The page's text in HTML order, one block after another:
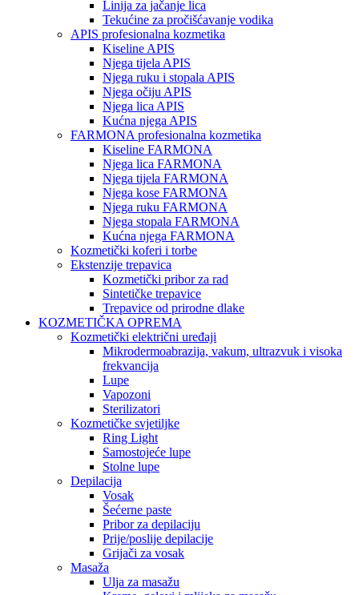
Linija za jačanje lica
Tekućine za pročišćavanje vodika
APIS profesionalna kozmetika
Kiseline APIS
Njega tijela APIS
Njega ruku i stopala APIS
Njega očiju APIS
Njega lica APIS
Kućna njega APIS
FARMONA profesionalna kozmetika
Kiseline FARMONA
Njega lica FARMONA
Njega tijela FARMONA
Njega kose FARMONA
Njega ruku FARMONA
Njega stopala FARMONA
Kućna njega FARMONA
Kozmetički koferi i torbe
Ekstenzije trepavica
Kozmetički pribor za rad
Sintetičke trepavice
Trepavice od prirodne dlake
KOZMETIČKA OPREMA
Kozmetički električni uređaji
Mikrodermoabrazija, vakum, ultrazvuk i visoka
frekvancija
Lupe
Vapozoni
Sterilizatori
Kozmetičke svjetiljke
Ring Light
Samostojeće lupe
Stolne lupe
Depilacija
Vosak
Šećerne paste
Pribor za depilaciju
Prije/poslije depilacije
Grijači za vosak
Masaža
Ulja za masažu